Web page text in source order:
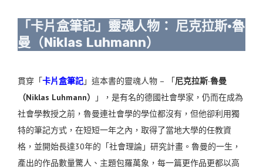
「卡片盒筆記」靈魂人物： 尼克拉斯·魯
曼（Niklas Luhmann）
貫穿「卡片盒筆記」這本書的靈魂人物 – 「尼克拉斯·魯曼
（Niklas Luhmann）
」，是有名的德國社會學家，仍而在成為
社會學教授之前，魯曼連社會學的學位都沒有，但他卻利用獨
特的筆記方式，在短短一年之內，取得了當地大學的任教資
格，並開始長達30年的「社會理論」研究計畫。 魯曼的一生，
產出的作品數量驚人、 主題包羅萬象， 每一篇更作品更都以高